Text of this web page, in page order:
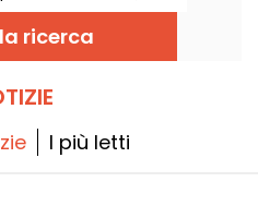
esposte nei musei di
ricerca
I più letti